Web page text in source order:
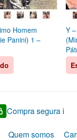
Homem
Panini) 1 –
Y
Compra segura ℹ️
Quem somos